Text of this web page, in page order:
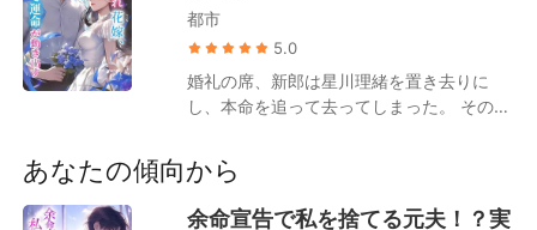
検索
マフィア
月ランキング
都市
5.0
婚礼の席、新郎は星川理緒を置き去りに
し、本命を追って去ってしまった。 その隣
いることを理由に結婚を拒み、姿を見せな
かった。 車椅子に座るその新郎を見て、星
川理緒は苦笑する。 ──同じ境遇なら、い
あなたの傾向から
余命宣告で私を捨てる元夫！？実